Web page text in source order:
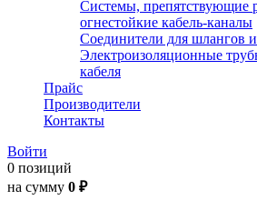
Системы, препятствующие
огнестойкие кабель-каналы
Соединители для шлангов
Электроизоляционные
кабеля
Прайс
Производители
Контакты
Войти
0 позиций
на сумму 0 ₽